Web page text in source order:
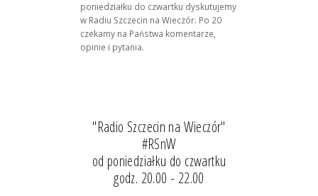
poniedziałku do czwartku dyskutujemy
w Radiu Szczecin na Wieczór. Po 20
czekamy na Państwa komentarze,
opinie i pytania.
"Radio Szczecin na Wieczór"
#RSnW
od poniedziałku do czwartku
godz. 20.00 - 22.00